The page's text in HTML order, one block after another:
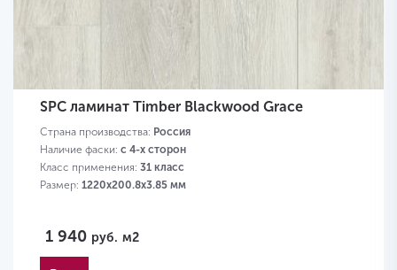
SPC ламинат Timber Blackwood Grace
Страна производства: Россия
Наличие фаски: с 4-х сторон
Класс применения: 31 класс
Размер: 1220х200.8х3.85 мм
1 940 руб. м2